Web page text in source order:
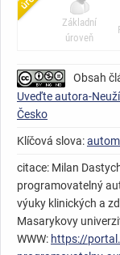
Základní
úroveň
Obsah
Uveďte autora-
Česko
Klíčová slova:
citace: Milan
programovatelný
výuky klinických a
Masarykovy
WWW: https://